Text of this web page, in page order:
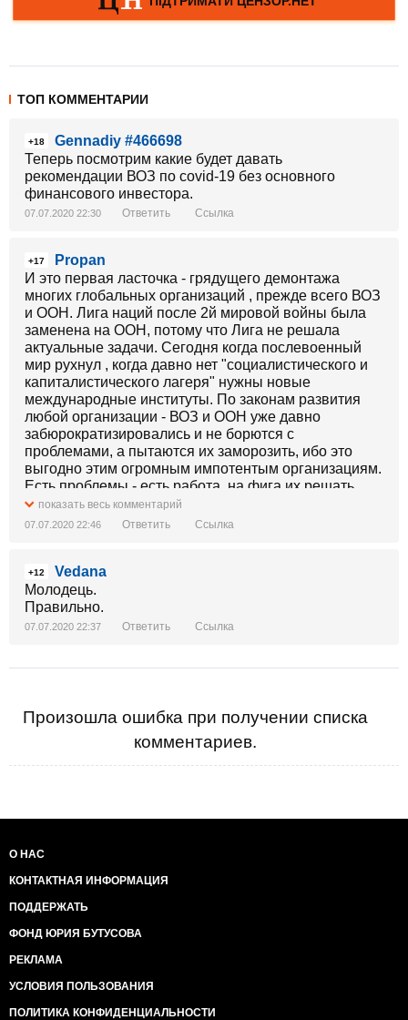
ТОП КОММЕНТАРИИ
+18
Gennadiy #466698
Теперь посмотрим какие будет давать
рекомендации ВОЗ по covid-19 без основного
финансового инвестора.
07.07.2020 22:30 Ответить Ссылка
+17
Propan
И это первая ласточка - грядущего демонтажа
многих глобальных организаций , прежде всего ВОЗ
и ООН. Лига наций после 2й мировой войны была
заменена на ООН, потому что Лига не решала
актуальные задачи. Сегодня когда послевоенный
мир рухнул , когда давно нет "социалистического и
капиталистического лагеря" нужны новые
международные институты. По законам развития
любой организации - ВОЗ и ООН уже давно
забюрократизировались и не борются с
проблемами, а пытаются их заморозить, ибо это
выгодно этим огромным импотентым организациям.
Есть проблемы - есть работа, на фига их решать.
показать весь комментарий
07.07.2020 22:46 Ответить Ссылка
+12
Vedana
Молодець.
Правильно.
07.07.2020 22:37 Ответить Ссылка
Произошла ошибка при получении списка
комментариев.
О НАС
КОНТАКТНАЯ ИНФОРМАЦИЯ
ПОДДЕРЖАТЬ
ФОНД ЮРИЯ БУТУСОВА
РЕКЛАМА
УСЛОВИЯ ПОЛЬЗОВАНИЯ
ПОЛИТИКА КОНФИДЕНЦИАЛЬНОСТИ